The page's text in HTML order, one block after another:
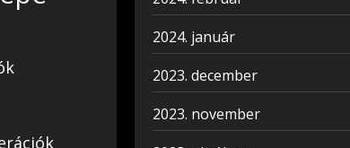
2024. január
2023. december
2023. november